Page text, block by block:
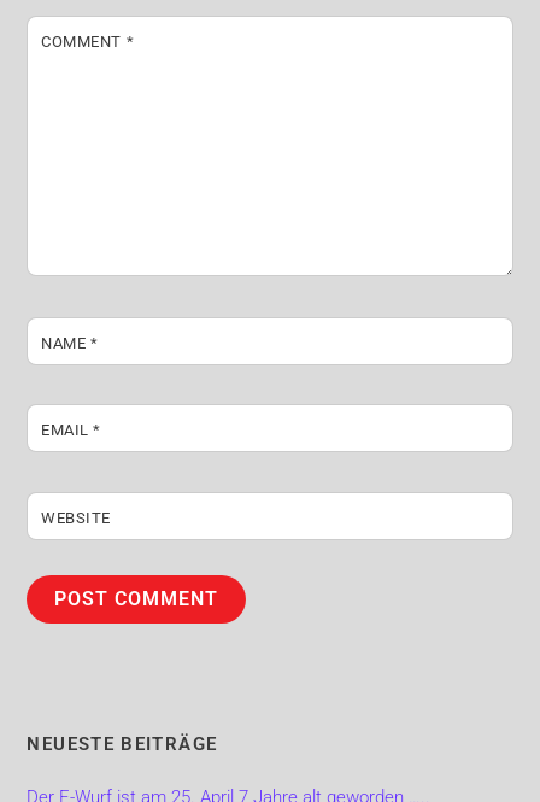
COMMENT *
NAME *
EMAIL*
WEBSITE
NEUESTE BEITRÄGE
Der E-Wurf ist am 25. April 7 Jahre alt geworden …..